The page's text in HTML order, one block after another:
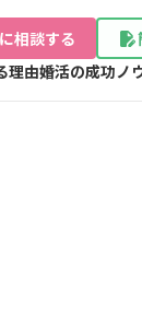
相談する
理由婚活の成功ノ